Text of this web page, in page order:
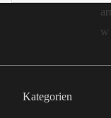
Kategorien